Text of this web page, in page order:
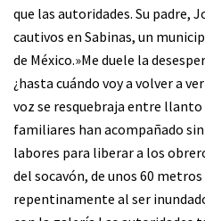
que las autoridades. Su padre,
cautivos en Sabinas, un
de México.»Me duele la
¿hasta cuándo voy a volver a
voz se resquebraja entre
familiares han acompañado sin
labores para liberar a los
del socavón, de unos 60
repentinamente al ser